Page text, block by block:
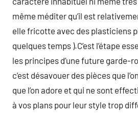
même méditer qu’il est
elle fricotte avec des plasticiens
quelques temps ).C’est l’étape
les principes d’une future garde-
c’est désavouer des pièces que
que l’on adore et qui ne sont
à vos plans pour leur style trop